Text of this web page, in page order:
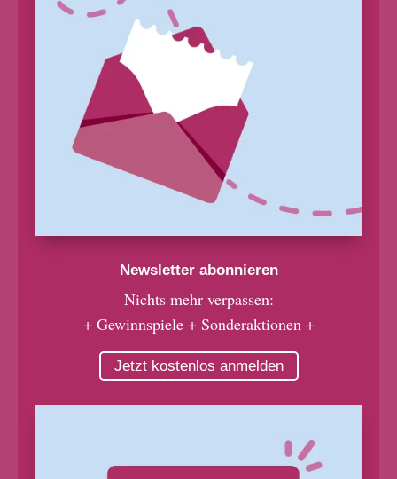
Newsletter abonnieren
Nichts mehr verpassen:
+ Gewinnspiele + Sonderaktionen +
Jetzt kostenlos anmelden